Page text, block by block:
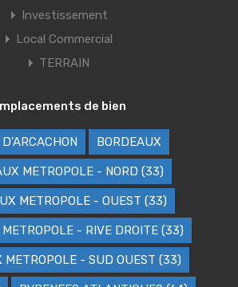
Investissement
Local Commercial
TERRAIN
de bien
BORDEAUX
METROPOLE - NORD (33)
METROPOLE - OUEST (33)
- RIVE DROITE (33)
METROPOLE - SUD OUEST (33)